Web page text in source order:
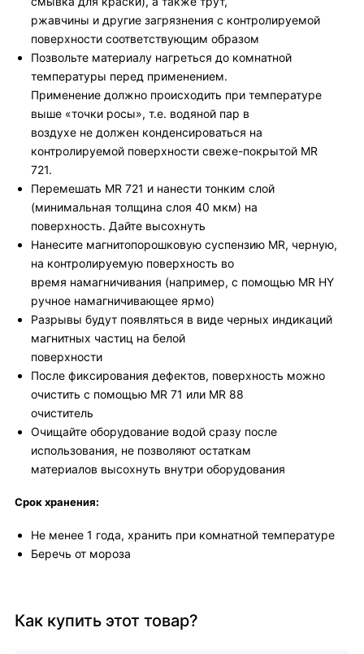
ржавчины и другие загрязнения с контролируемой
поверхности соответствующим образом
Позвольте материалу нагреться до комнатной
температуры перед применением.
Применение должно происходить при температуре
выше «точки росы», т.е. водяной пар в
воздухе не должен конденсироваться на
контролируемой поверхности свеже-покрытой MR
721.
Перемешать MR 721 и нанести тонким слой
(минимальная толщина слоя 40 мкм) на
поверхность. Дайте высохнуть
Нанесите магнитопорошковую суспензию MR, черную,
на контролируемую поверхность во
время намагничивания (например, с помощью MR HY
ручное намагничивающее ярмо)
Разрывы будут появляться в виде черных индикаций
магнитных частиц на белой
поверхности
После фиксирования дефектов, поверхность можно
очистить с помощью MR 71 или MR 88
очиститель
Очищайте оборудование водой сразу после
использования, не позволяют остаткам
материалов высохнуть внутри оборудования
Срок хранения:
Не менее 1 года, хранить при комнатной температуре
Беречь от мороза
Как купить этот товар?